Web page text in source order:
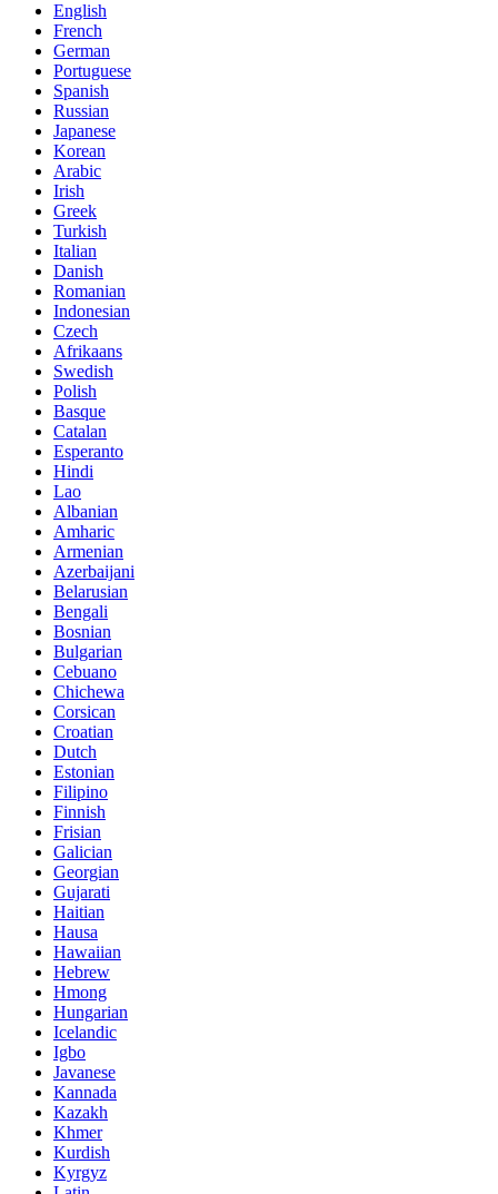
English
French
German
Portuguese
Spanish
Russian
Japanese
Korean
Arabic
Irish
Greek
Turkish
Italian
Danish
Romanian
Indonesian
Czech
Afrikaans
Swedish
Polish
Basque
Catalan
Esperanto
Hindi
Lao
Albanian
Amharic
Armenian
Azerbaijani
Belarusian
Bengali
Bosnian
Bulgarian
Cebuano
Chichewa
Corsican
Croatian
Dutch
Estonian
Filipino
Finnish
Frisian
Galician
Georgian
Gujarati
Haitian
Hausa
Hawaiian
Hebrew
Hmong
Hungarian
Icelandic
Igbo
Javanese
Kannada
Kazakh
Khmer
Kurdish
Kyrgyz